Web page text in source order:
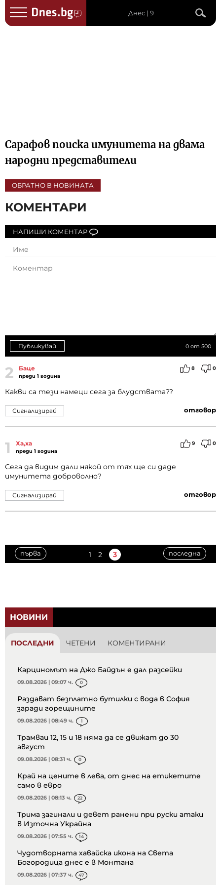
Днес | 9
Сарафов поиска имунитета на двама
народни представители
ОБРАТНО В НОВИНАТА
КОМЕНТАРИ
НАПИШИ КОМЕНТАР
0 от 500
Публикувай
2 Баце
преди 1 година
8 0
Какви са тези намеци сега за блудствата??
отговор
Сигнализирай
1 Ха,ха
преди 1 година
9 0
Сега да видим дали някой от тях ще си даде
имунитета доброволно?
отговор
Сигнализирай
първа 1 2 3 последна
НОВИНИ
ПОСЛЕДНИ ЧЕТЕНИ КОМЕНТИРАНИ
Карциномът на Джо Байдън е дал разсейки
09.08.2026 | 09:07 ч. 0
Раздават безплатно бутилки с вода в София
заради горещините
09.08.2026 | 08:49 ч. 1
Трамваи 12, 15 и 18 няма да се движат до 30
август
09.08.2026 | 08:31 ч. 0
Край на цените в лева, от днес на етикетите
само в евро
09.08.2026 | 08:13 ч. 22
Трима загинали и девет ранени при руски атаки
в Източна Украйна
09.08.2026 | 07:55 ч. 14
Чудотворната хавайска икона на Света
Богородица днес е в Монтана
09.08.2026 | 07:37 ч. 47